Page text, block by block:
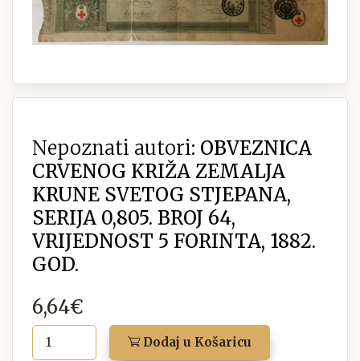
Nepoznati autori: OBVEZNICA
CRVENOG KRIŽA ZEMALJA
KRUNE SVETOG STJEPANA,
SERIJA 0,805. BROJ 64,
VRIJEDNOST 5 FORINTA, 1882.
GOD.
6,64€
Dodaj u Košaricu